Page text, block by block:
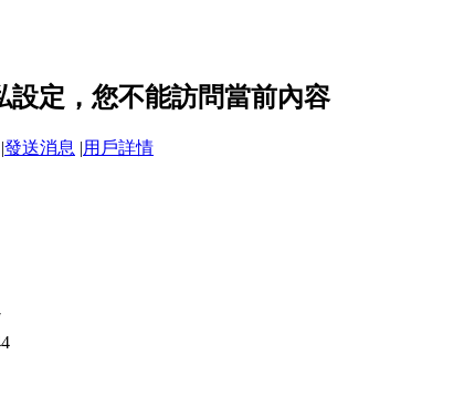
設定，您不能訪問當前內容
|發送消息 |用戶詳情